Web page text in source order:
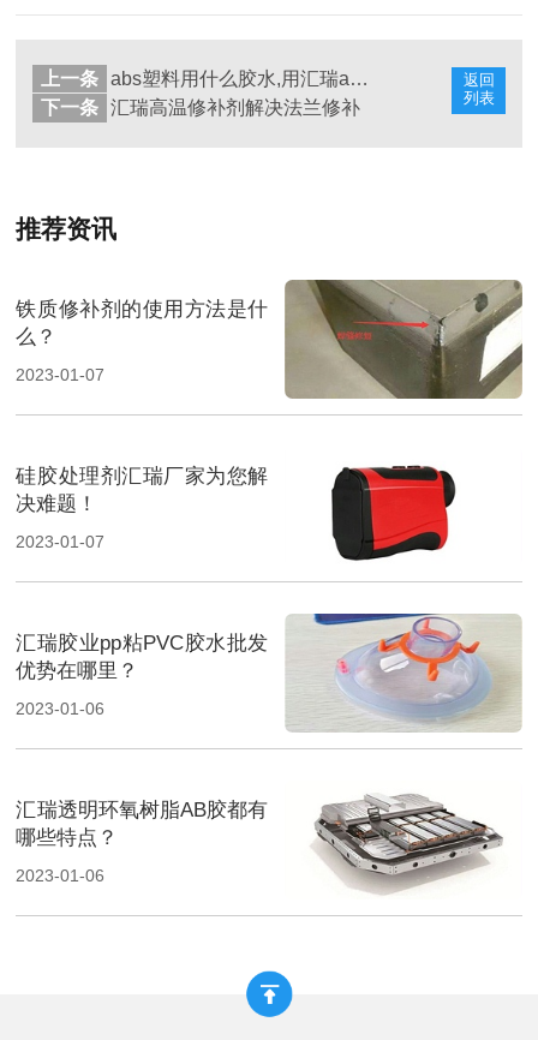
返回
列表
上一条
abs塑料用什么胶水,用汇瑞abs胶水
下一条
汇瑞高温修补剂解决法兰修补
推荐资讯
铁质修补剂的使用方法是什
么？
2023-01-07
硅胶处理剂汇瑞厂家为您解
决难题！
2023-01-07
汇瑞胶业pp粘PVC胶水批发
优势在哪里？
2023-01-06
汇瑞透明环氧树脂AB胶都有
哪些特点？
2023-01-06